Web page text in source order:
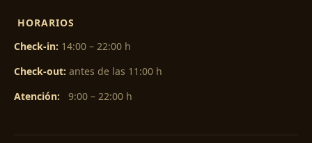
HORARIOS
Check-in: 14:00 – 22:00 h
Check-out: antes de las 11:00 h
Atención: 9:00 – 22:00 h